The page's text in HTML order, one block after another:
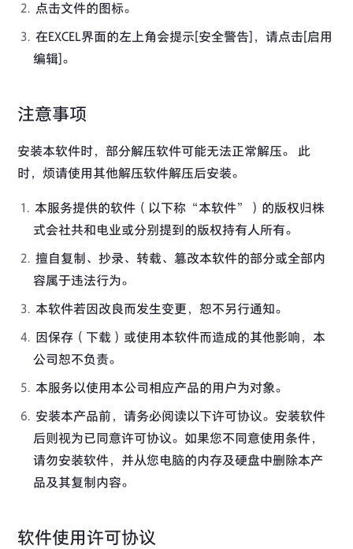
点击文件的图标。
在EXCEL界面的左上角会提示[安全警告]，请点击[启用
编辑]。
注意事项
安装本软件时，部分解压软件可能无法正常解压。 此
时，烦请使用其他解压软件解压后安装。
本服务提供的软件（以下称“本软件”）的版权归株
式会社共和电业或分别提到的版权持有人所有。
擅自复制、抄录、转载、篡改本软件的部分或全部内
容属于违法行为。
本软件若因改良而发生变更，恕不另行通知。
因保存（下载）或使用本软件而造成的其他影响，本
公司恕不负责。
本服务以使用本公司相应产品的用户为对象。
安装本产品前，请务必阅读以下许可协议。安装软件
后则视为已同意许可协议。如果您不同意使用条件，
请勿安装软件，并从您电脑的内存及硬盘中删除本产
品及其复制内容。
软件使用许可协议